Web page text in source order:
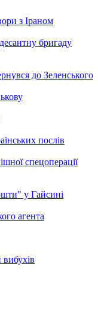
з Іраном
бригаду
до Зеленського
послів
спецоперації
у Гайсині
агента